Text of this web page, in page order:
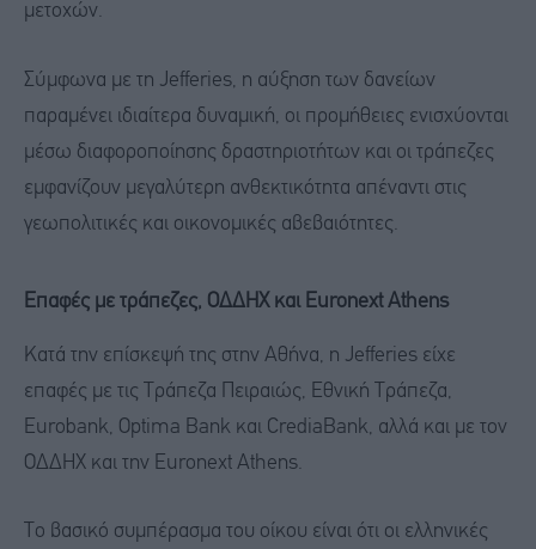
μετοχών.
Σύμφωνα με τη Jefferies, η αύξηση των δανείων
παραμένει ιδιαίτερα δυναμική, οι προμήθειες ενισχύονται
μέσω διαφοροποίησης δραστηριοτήτων και οι τράπεζες
εμφανίζουν μεγαλύτερη ανθεκτικότητα απέναντι στις
γεωπολιτικές και οικονομικές αβεβαιότητες.
Επαφές με τράπεζες, ΟΔΔΗΧ και Euronext Athens
Κατά την επίσκεψή της στην Αθήνα, η Jefferies είχε
επαφές με τις Τράπεζα Πειραιώς, Εθνική Τράπεζα,
Eurobank, Optima Bank και CrediaBank, αλλά και με τον
ΟΔΔΗΧ και την Euronext Athens.
Το βασικό συμπέρασμα του οίκου είναι ότι οι ελληνικές